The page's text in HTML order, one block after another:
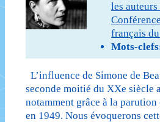
partie
les
français
Mots-
L’influence de Simone de
seconde moitié du XXe siècle
notamment grâce à la parution
en 1949. Nous évoquerons